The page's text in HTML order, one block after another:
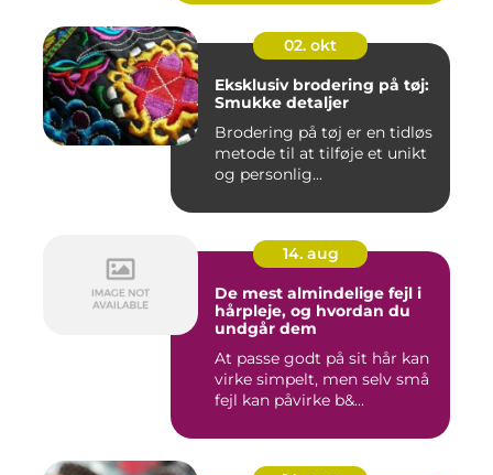
02. okt
Eksklusiv brodering på tøj:
Smukke detaljer
Brodering på tøj er en tidløs
metode til at tilføje et unikt
og personlig...
14. aug
De mest almindelige fejl i
hårpleje, og hvordan du
undgår dem
At passe godt på sit hår kan
virke simpelt, men selv små
fejl kan påvirke b&...